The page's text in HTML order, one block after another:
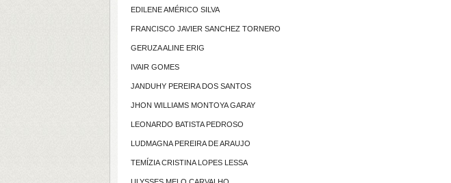
EDILENE AMÉRICO SILVA
FRANCISCO JAVIER SANCHEZ TORNERO
GERUZA ALINE ERIG
IVAIR GOMES
JANDUHY PEREIRA DOS SANTOS
JHON WILLIAMS MONTOYA GARAY
LEONARDO BATISTA PEDROSO
LUDMAGNA PEREIRA DE ARAUJO
TEMÍZIA CRISTINA LOPES LESSA